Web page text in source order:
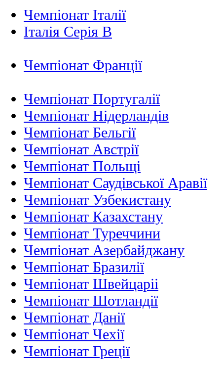
Чемпіонат Італії
Італія Серія B
Чемпіонат Франції
Чемпіонат Португалії
Чемпіонат Нідерландiв
Чемпіонат Бельгії
Чемпіонат Австрії
Чемпіонат Польщі
Чемпіонат Саудівської Аравії
Чемпіонат Узбекистану
Чемпіонат Казахстану
Чемпіонат Туреччини
Чемпіонат Азербайджану
Чемпіонат Бразилії
Чемпіонат Швейцаріі
Чемпіонат Шотландії
Чемпіонат Данії
Чемпіонат Чехії
Чемпіонат Греції